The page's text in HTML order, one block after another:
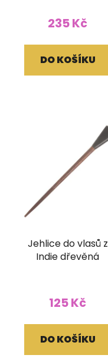
235 Kč
DO KOŠÍKU
Jehlice do vlasů z
Indie dřevěná
125 Kč
DO KOŠÍKU